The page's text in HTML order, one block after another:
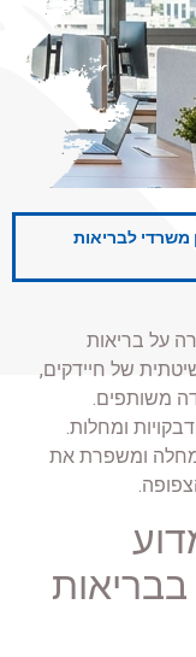
משרדי לבריאות
על בריאות
של חיידקים,
משותפים.
ומחלות.
ומשפרת את
בבריאות